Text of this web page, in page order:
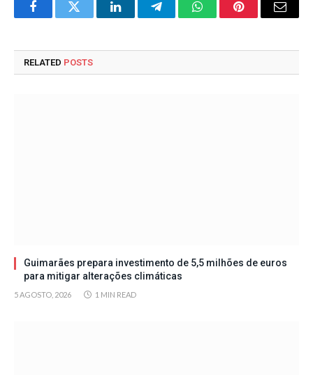
FacebookTwitter LinkedInTelegramWhatsAppPinterestEmail
RELATED POSTS
Guimarães prepara investimento de 5,5 milhões de euros
para mitigar alterações climáticas
5 AGOSTO, 2026 1 MIN READ